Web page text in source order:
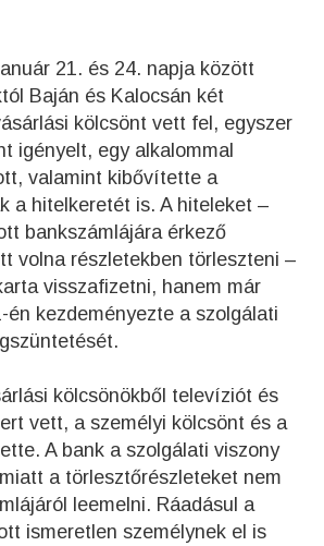
21. és 24. napja között
Baján és Kalocsán két
kölcsönt vett fel, egyszer
igényelt, egy alkalommal
valamint kibővítette a
a hitelkeretét is. A hiteleket –
bankszámlájára érkező
volna részletekben törleszteni –
visszafizetni, hanem már
én kezdeményezte a szolgálati
kölcsönökből televíziót és
vett, a személyi kölcsönt és a
A bank a szolgálati viszony
a törlesztőrészleteket nem
leemelni. Ráadásul a
ismeretlen személynek el is